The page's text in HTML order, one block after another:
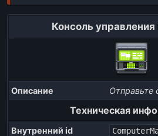
Консоль
Описание Отправьте
Техническая
Внутренний id